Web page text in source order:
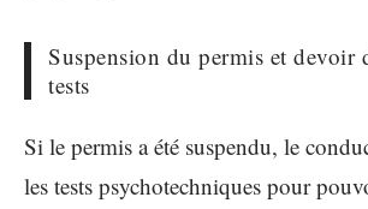
Suspension du permis et devoir
tests
Si le permis a été suspendu, le
les tests psychotechniques pour